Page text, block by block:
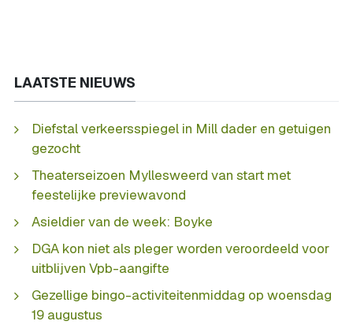
LAATSTE NIEUWS
Diefstal verkeersspiegel in Mill dader en getuigen
gezocht
Theaterseizoen Myllesweerd van start met
feestelijke previewavond
Asieldier van de week: Boyke
DGA kon niet als pleger worden veroordeeld voor
uitblijven Vpb-aangifte
Gezellige bingo-activiteitenmiddag op woensdag
19 augustus